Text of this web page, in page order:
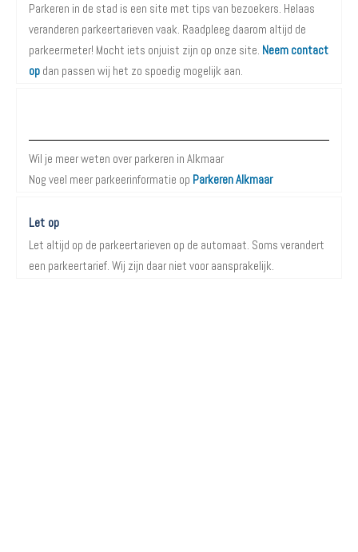
Parkeren in de stad is een site met tips van bezoekers. Helaas
veranderen parkeertarieven vaak. Raadpleeg daarom altijd de
parkeermeter! Mocht iets onjuist zijn op onze site. Neem contact
op dan passen wij het zo spoedig mogelijk aan.
Wil je meer weten over parkeren in Alkmaar
Nog veel meer parkeerinformatie op Parkeren Alkmaar
Let op
Let altijd op de parkeertarieven op de automaat. Soms verandert
een parkeertarief. Wij zijn daar niet voor aansprakelijk.